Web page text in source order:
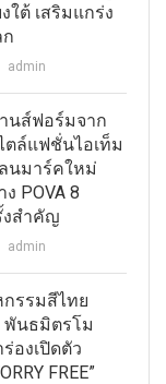
ใต้ เสริมแกร่ง
admin
นส์ฟอร์มจาก
ตล์แฟชั่นไอเท็ม
นมาร์คใหม่
POVA 8
งสำคัญ
admin
รรมสีไทย
พันธมิตรโม
องเปิดตัว
FREE”